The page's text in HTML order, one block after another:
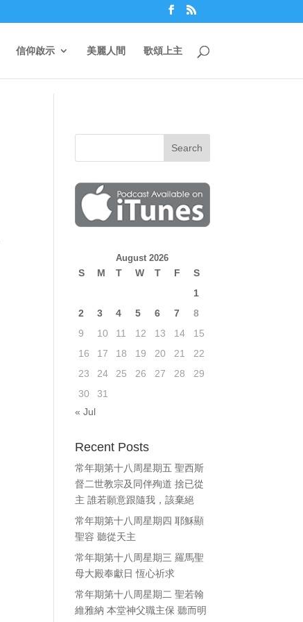
信仰啟示 美麗人間 歌頌上主
August 2026
S M T W T F
S
1
2
3 4 5 6 7
8
9
10 11 12 13 14
15
16
17 18 19 20 21
22
23
24 25 26 27 28
29
30
31
« Jul
Recent Posts
常年期第十八周星期五 聖西斯
督二世教宗及同伴殉道 捨已從
主 誰若願意跟隨我，該棄絕
常年期第十八周星期四 耶穌顯
聖容 聽從天主
常年期第十八周星期三 羅馬聖
母大殿奉獻日 恆心祈求
常年期第十八周星期二 聖若翰
維雅納 本堂神父職主保 聽而明